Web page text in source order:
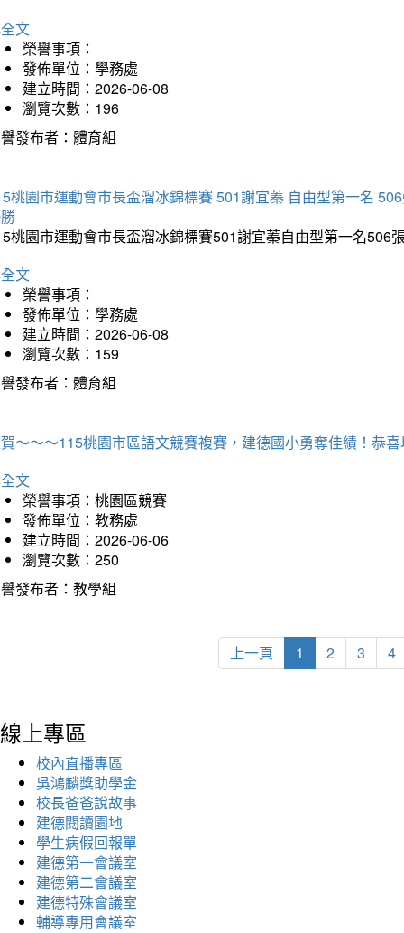
文
榮譽事項：
發佈單位：學務處
建立時間：2026-06-08
瀏覽次數：196
發布者：體育組
桃園市運動會市長盃溜冰錦標賽 501謝宜蓁 自由型第一名
桃園市運動會市長盃溜冰錦標賽501謝宜蓁自由型第一名
文
榮譽事項：
發佈單位：學務處
建立時間：2026-06-08
瀏覽次數：159
發布者：體育組
～～～115桃園市區語文競賽複賽，建德國小勇奪佳績！恭
文
榮譽事項：桃園區競賽
發佈單位：教務處
建立時間：2026-06-06
瀏覽次數：250
發布者：教學組
上一頁 1 2 3 4
線上專區
校內直播專區
吳鴻麟獎助學金
校長爸爸說故事
建德閱讀園地
學生病假回報單
建德第一會議室
建德第二會議室
建德特殊會議室
輔導專用會議室